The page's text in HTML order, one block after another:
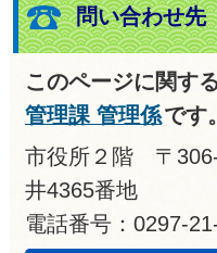
問い合わせ先
このページに関す
管理課 管理係です。
市役所２階 〒
井4365番地
電話番号：0297-